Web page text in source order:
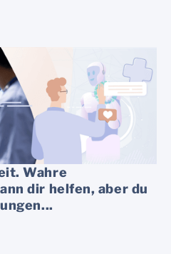
Wahre
dir helfen, aber du